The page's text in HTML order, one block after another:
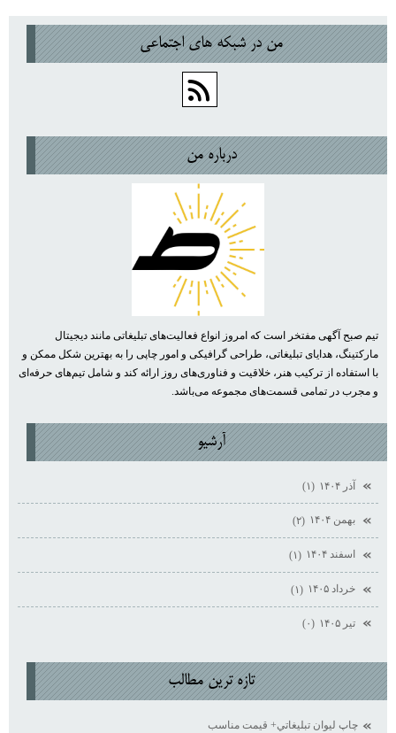
من در شبكه هاي اجتماعي
درباره من
تیم صبح آگهی مفتخر است که امروز انواع فعالیت‌های تبلیغاتی مانند دیجیتال
مارکتینگ، هدایای تبلیغاتی، طراحی گرافیکی و امور چاپی را به بهترین شکل ممکن و
با استفاده از ترکیب هنر، خلاقیت و فناوری‌های روز ارائه کند و شامل تیم‌های حرفه‌ای
و مجرب در تمامی قسمت‌های مجموعه می‌باشد.
آرشيو
آذر ۱۴۰۴ (۱)
بهمن ۱۴۰۴ (۲)
اسفند ۱۴۰۴ (۱)
خرداد ۱۴۰۵ (۱)
تیر ۱۴۰۵ (۰)
تازه ترين مطالب
چاپ ليوان تبليغاتي+ قيمت مناسب